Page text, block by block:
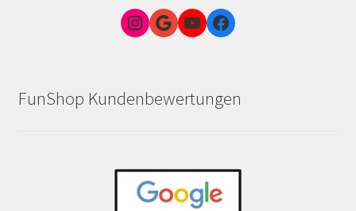
Instagram
Google Link zum FunShop WienYouTubeFacebook
FunShop Kundenbewertungen